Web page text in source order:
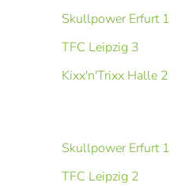
Skullpower Erfurt 1
TFC Leipzig 3
Kixx'n'Trixx Halle 2
Skullpower Erfurt 1
TFC Leipzig 2